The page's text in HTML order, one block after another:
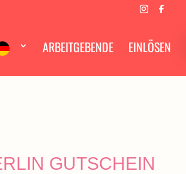
ARBEITGEBENDE EINLÖSEN
GUTSCHEIN